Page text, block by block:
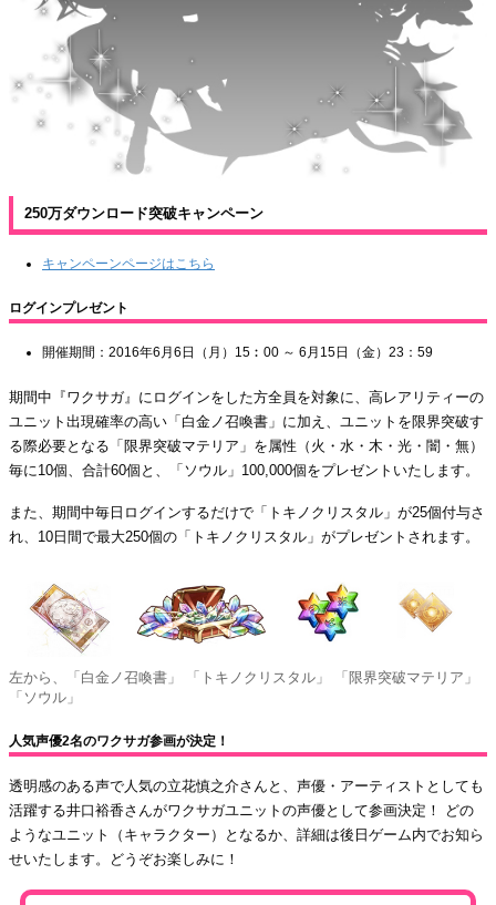
250万ダウンロード突破キャンペーン
キャンペーンページはこちら
ログインプレゼント
開催期間：2016年6月6日（月）15︰00 ～ 6月15日（金）23：59
期間中『ワクサガ』にログインをした方全員を対象に、高レアリティーの
ユニット出現確率の高い「白金ノ召喚書」に加え、ユニットを限界突破す
る際必要となる「限界突破マテリア」を属性（火・水・木・光・闇・無）
毎に10個、合計60個と、「ソウル」100,000個をプレゼントいたします。
また、期間中毎日ログインするだけで「トキノクリスタル」が25個付与さ
れ、10日間で最大250個の「トキノクリスタル」がプレゼントされます。
左から、「白金ノ召喚書」 「トキノクリスタル」 「限界突破マテリア」
「ソウル」
人気声優2名のワクサガ参画が決定！
透明感のある声で人気の立花慎之介さんと、声優・アーティストとしても
活躍する井口裕香さんがワクサガユニットの声優として参画決定！ どの
ようなユニット（キャラクター）となるか、詳細は後日ゲーム内でお知ら
せいたします。どうぞお楽しみに！